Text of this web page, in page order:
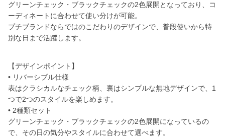
グリーンチェック・ブラックチェックの2色展開となっており、コ
ーディネートに合わせて使い分けが可能。
プチブランドならではのこだわりのデザインで、普段使いから特
別な日まで活躍します。
【デザインポイント】
• リバーシブル仕様
表はクラシカルなチェック柄、裏はシンプルな無地デザインで、1
つで2つのスタイルを楽しめます。
• 2種類セット
グリーンチェック・ブラックチェックの2色展開になっているの
で、その日の気分やスタイルに合わせて選べます。